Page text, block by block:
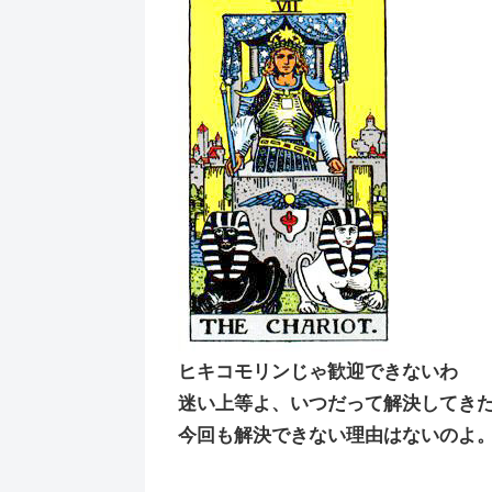
ヒキコモリンじゃ歓迎できないわ
迷い上等よ、いつだって解決してき
今回も解決できない理由はないのよ。